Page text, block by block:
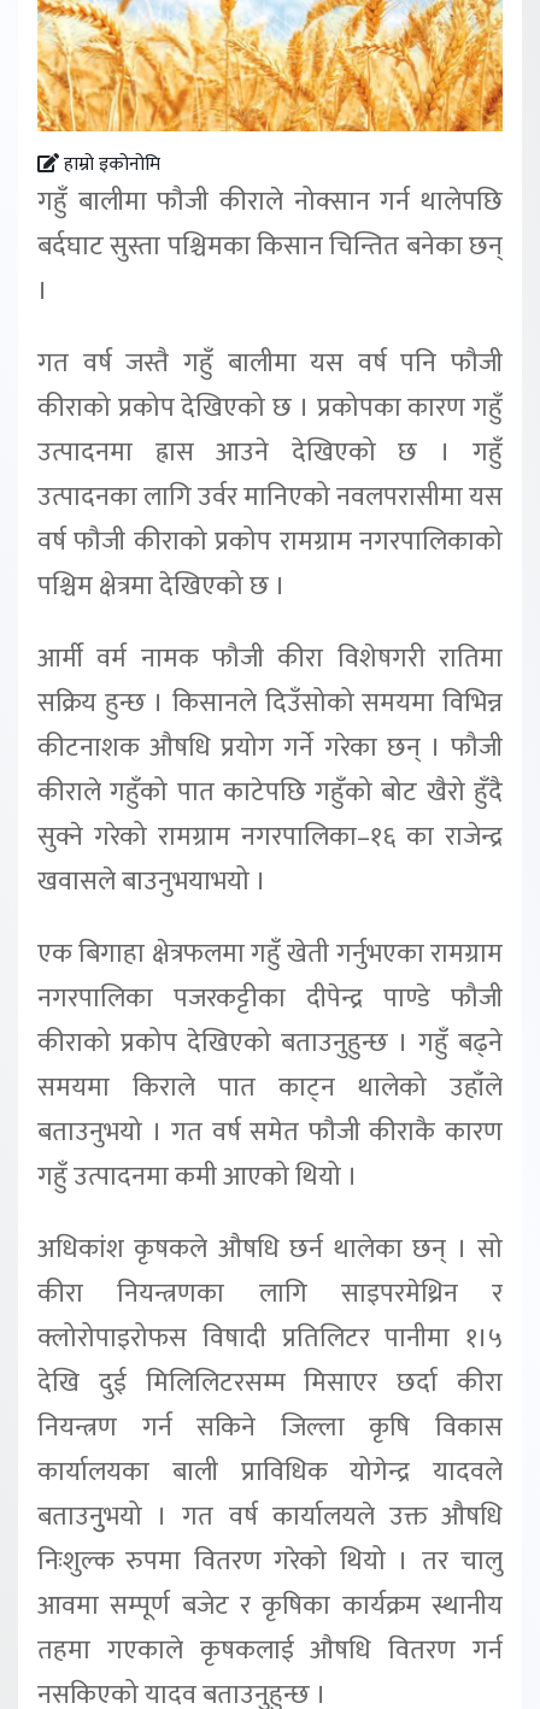
हाम्रो इकोनोमि
गहुँ बालीमा फौजी कीराले नोक्सान गर्न थालेपछि
बर्दघाट सुस्ता पश्चिमका किसान चिन्तित बनेका छन्
।
गत वर्ष जस्तै गहुँ बालीमा यस वर्ष पनि फौजी
कीराको प्रकोप देखिएको छ । प्रकोपका कारण गहुँ
उत्पादनमा ह्रास आउने देखिएको छ । गहुँ
उत्पादनका लागि उर्वर मानिएको नवलपरासीमा यस
वर्ष फौजी कीराको प्रकोप रामग्राम नगरपालिकाको
पश्चिम क्षेत्रमा देखिएको छ ।
आर्मी वर्म नामक फौजी कीरा विशेषगरी रातिमा
सक्रिय हुन्छ । किसानले दिउँसोको समयमा विभिन्न
कीटनाशक औषधि प्रयोग गर्ने गरेका छन् । फौजी
कीराले गहुँको पात काटेपछि गहुँको बोट खैरो हुँदै
सुक्ने गरेको रामग्राम नगरपालिका–१६ का राजेन्द्र
खवासले बाउनुभयाभयो ।
एक बिगाहा क्षेत्रफलमा गहुँ खेती गर्नुभएका रामग्राम
नगरपालिका पजरकट्टीका दीपेन्द्र पाण्डे फौजी
कीराको प्रकोप देखिएको बताउनुहुन्छ । गहुँ बढ्ने
समयमा किराले पात काट्न थालेको उहाँले
बताउनुभयो । गत वर्ष समेत फौजी कीराकै कारण
गहुँ उत्पादनमा कमी आएको थियो ।
अधिकांश कृषकले औषधि छर्न थालेका छन् । सो
कीरा नियन्त्रणका लागि साइपरमेथ्रिन र
क्लोरोपाइरोफस विषादी प्रतिलिटर पानीमा १।५
देखि दुई मिलिलिटरसम्म मिसाएर छर्दा कीरा
नियन्त्रण गर्न सकिने जिल्ला कृषि विकास
कार्यालयका बाली प्राविधिक योगेन्द्र यादवले
बताउनुुभयो । गत वर्ष कार्यालयले उक्त औषधि
निःशुल्क रुपमा वितरण गरेको थियो । तर चालु
आवमा सम्पूर्ण बजेट र कृषिका कार्यक्रम स्थानीय
तहमा गएकाले कृषकलाई औषधि वितरण गर्न
नसकिएको यादव बताउनुहुन्छ ।